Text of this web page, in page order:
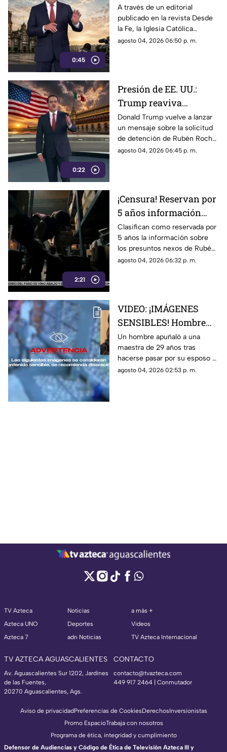
0:45
lineamientos para la
defensa de las
audiencias podrían
convertirse en un
A través de un editorial
publicado en la revista Desde
la Fe, la Iglesia Católica
advirtió que los lineamientos
agosto 04, 2026 06:50 p. m.
0:22
Presión de EE. UU.:
Trump reaviva
señalamientos contra
Rubén Rocha Moya y
Enrique Inzunza
Donald Trump vuelve a lanzar
un mensaje sobre la solicitud
de detención de Rubén Rocha
Moya y Enrique Inzunza.
agosto 04, 2026 06:45 p. m.
2:21
¡Censura! Reservan por
5 años información
sobre presuntos nexos
de Rocha Moya e
Inzunza con el crimen
Clasifican como reservada por
5 años la información sobre
los presuntos nexos de Rubén
Rocha Moya y Enrique Inzunza
agosto 04, 2026 06:32 p. m.
VIDEO: ¡IMÁGENES
SENSIBLES! Hombre
apuñala más de 30
veces a maestra de 29
años en una escuela
Un hombre apuñaló a una
maestra de 29 años tras
hacerse pasar por su esposo e
ingresar a la escuela; te
agosto 04, 2026 02:53 p. m.
TV Azteca
Azteca UNO
Azteca 7
Noticias
Deportes
adn Noticias
a más +
Videos
TV Azteca Internacional
TV AZTECA AGUASCALIENTES
Av. Aguascalientes Sur 1202, Jardines
de las Fuentes,
20270 Aguascalientes, Ags.
CONTACTO
contacto@tvazteca.com
449 917 2464 | Conmutador
Aviso de privacidadPreferencias de CookiesDerechosInversionistas
Promo EspacioTrabaja con nosotros
Programa de ética, integridad y cumplimiento
Defensor de Audiencias y Código de Ética de Televisión Azteca III y